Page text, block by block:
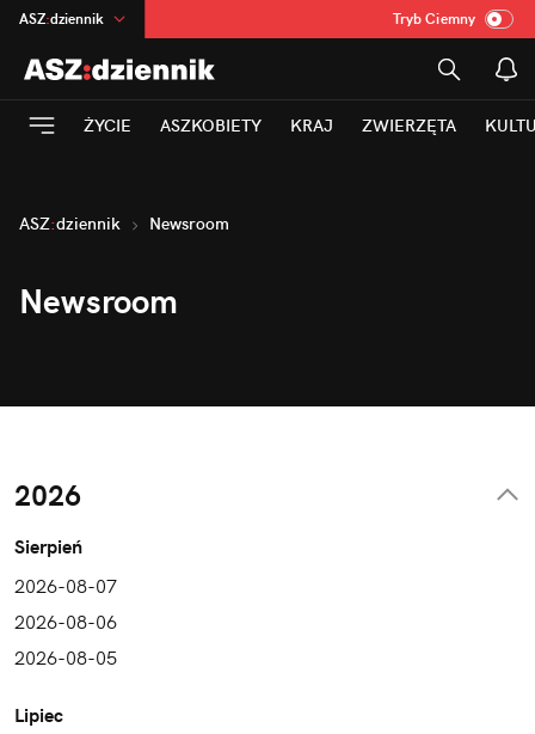
ASZ:dziennik
na:Temat
INN:Poland
mama
Rozrywka
Tryb Ciemny
ŻYCIE ASZKOBIETY KRAJ ZWIERZĘTA
ASZ:dziennik Newsroom
Newsroom
2026
Sierpień
2026-08-07
2026-08-06
2026-08-05
Lipiec